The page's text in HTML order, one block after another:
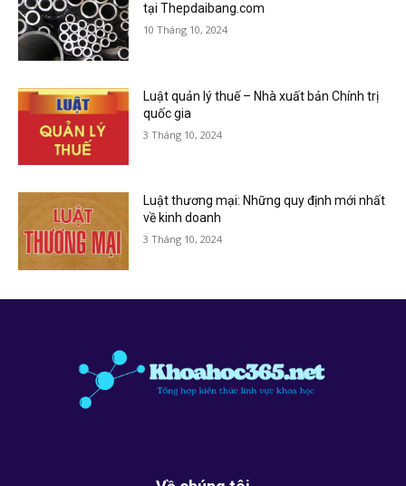
tại Thepdaibang.com
10 Tháng 10, 2024
Luật quản lý thuế – Nhà xuất bản Chính trị
quốc gia
3 Tháng 10, 2024
Luật thương mại: Những quy định mới nhất
về kinh doanh
3 Tháng 10, 2024